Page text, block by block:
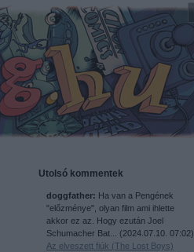
Utolsó kommentek
doggfather: Ha van a Pengének
"előzménye", olyan film ami ihlette
akkor ez az. Hogy ezután Joel
Schumacher Bat... (2024.07.10. 07:02)
Az elveszett fiúk (The Lost Boys)